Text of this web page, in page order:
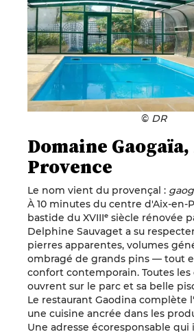
© DR
Domaine
Provence
Le nom vient du provençal :
À 10 minutes du centre d'Aix-en-
bastide du XVIIIᵉ siècle rénovée
Delphine Sauvaget a su
pierres apparentes, volumes
ombragé de grands pins — tout
confort contemporain. Toutes
ouvrent sur le parc et sa belle
Le restaurant Gaodina complète
une cuisine ancrée dans les
Une adresse écoresponsable